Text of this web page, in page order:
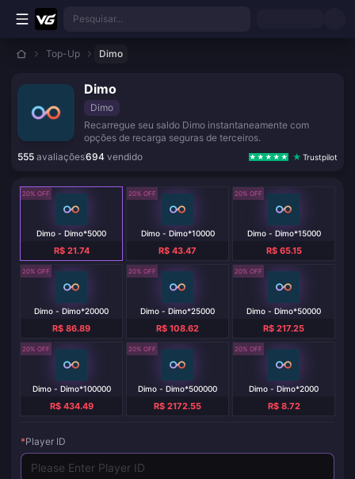
Ir para o conteúdo principal
Pesquisar...
Top-Up Dimo
Dimo
Dimo
Recarregue seu saldo Dimo instantaneamente com
opções de recarga seguras de terceiros.
555 avaliações694 vendido Trustpilot
20% OFF
Dimo - Dimo*5000
R$ 21.74
20% OFF
Dimo - Dimo*10000
R$ 43.47
20% OFF
Dimo - Dimo*15000
R$ 65.15
20% OFF
Dimo - Dimo*20000
R$ 86.89
20% OFF
Dimo - Dimo*25000
R$ 108.62
20% OFF
Dimo - Dimo*50000
R$ 217.25
20% OFF
Dimo - Dimo*100000
R$ 434.49
20% OFF
Dimo - Dimo*500000
R$ 2172.55
20% OFF
Dimo - Dimo*2000
R$ 8.72
*Player ID